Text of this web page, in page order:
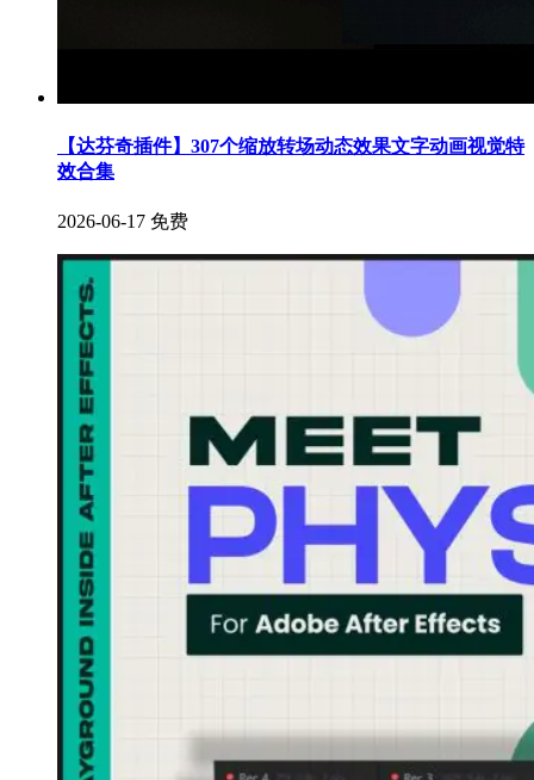
【达芬奇插件】307个缩放转场动态效果文字动画视觉特
效合集
2026-06-17 免费